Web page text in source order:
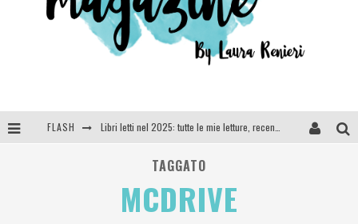
FLASH
TAGGATO
MCDRIVE